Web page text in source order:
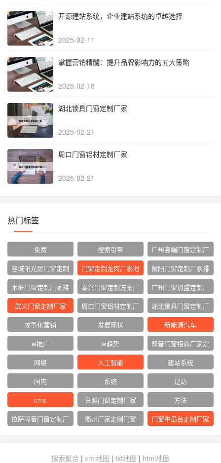
开源建站系统，企业建站系统的卓越选择
2025-02-11
掌握营销精髓：提升品牌影响力的五大策略
2025-02-18
湖北锁具门窗定制厂家
2025-02-21
周口门窗铝材定制厂家
2025-02-21
热门标签
免费 搜索引擎
广州高端门窗定制厂
家
容城阳光房门窗定制
厂家
门窗定制龙岗厂家地
址
衡阳门窗定制厂家排
名
木框门窗定制厂家排
名
泰兴门窗定制方案厂
家
广州门窗加盟定制厂
家
武义门窗定制厂家
周口门窗铝材定制厂
家
湖北锁具门窗定制厂
家
故事化营销 发展现状
新能源汽车
ai推广
ai趋势
静音门窗招商厂家定
制
网络‌ 人工智能
建站系统
国内
系统
建站
cms
日照门窗定制厂家
方法
拉萨隔音门窗定制厂
衢州厂家定制门窗 门窗中岛台定制厂家
搜索聚合 | xml地图 | txt地图 | html地图